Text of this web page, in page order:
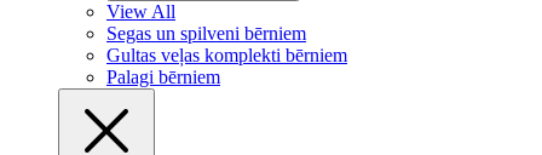
View All
Segas un spilveni bērniem
Gultas veļas komplekti bērniem
Palagi bērniem